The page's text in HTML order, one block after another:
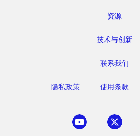
资源
技术与创新
联系我们
隐私政策 使用条款